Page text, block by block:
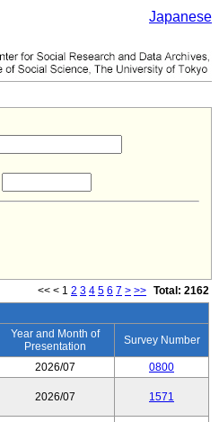
Japanese
<< < 1 2 3 4 5 6 7 > >> Total: 2162
Year and Month of
Presentation
Survey Number
2026/07 0800
2026/07 1571